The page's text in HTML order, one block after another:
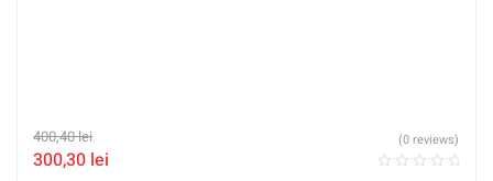
400,40lei
300,30 lei
(0 reviews)